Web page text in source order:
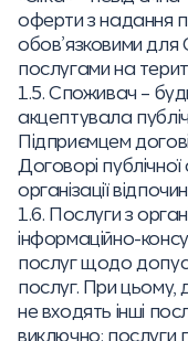
оферти з надання
обов’язковими
послугами на
1.5. Споживач –
акцептувала
Підприємцем
Договорі
організації
1.6. Послуги з
інформаційно-
послуг щодо
послуг. При цьому,
не входять інші
виключно: послуги